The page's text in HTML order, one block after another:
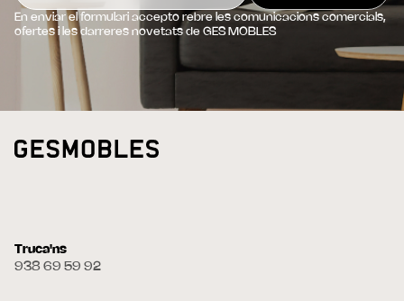
En enviar el formulari accepto rebre les comunicacions comercials,
ofertes i les darreres novetats de GES MOBLES
Truca'ns
938 69 59 92